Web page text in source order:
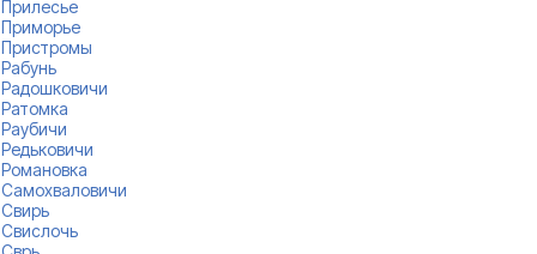
Прилесье
Приморье
Пристромы
Рабунь
Радошковичи
Ратомка
Раубичи
Редьковичи
Романовка
Самохваловичи
Свирь
Свислочь